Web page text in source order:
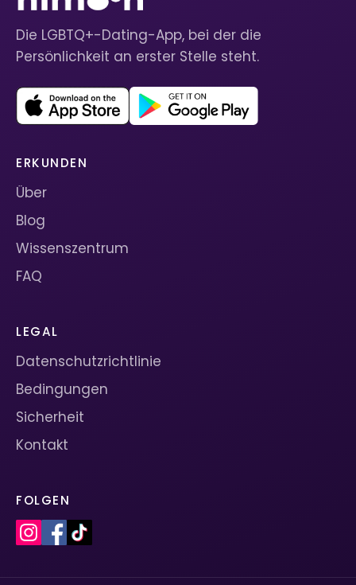
Die LGBTQ+-Dating-App, bei der die
Persönlichkeit an erster Stelle steht.
ERKUNDEN
Über
Blog
Wissenszentrum
FAQ
LEGAL
Datenschutzrichtlinie
Bedingungen
Sicherheit
Kontakt
FOLGEN